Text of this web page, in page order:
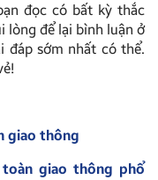
đọc có bất kỳ thắc
lòng để lại bình luận ở
đáp sớm nhất có thể.
giao thông
giao thông phổ